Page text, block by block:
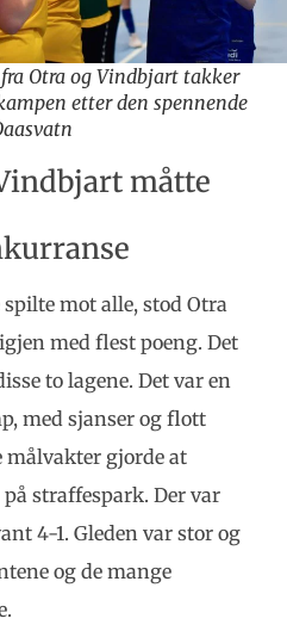
fra Otra og Vindbjart takker
etter den spennende
måtte
mot alle, stod Otra
med flest poeng. Det
to lagene. Det var en
med sjanser og flott
målvakter gjorde at
straffespark. Der var
4-1. Gleden var stor og
og de mange